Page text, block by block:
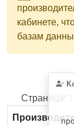
кабинете,
базам
Страница: 1